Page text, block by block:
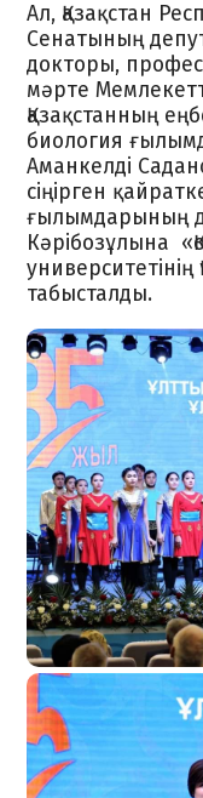
Ал, Қазақстан
Сенатының
докторы,
мәрте
Қазақстанның
биология
Аманкелді
сіңірген
ғылымдарының
Кәрібозұлына
табысталды.